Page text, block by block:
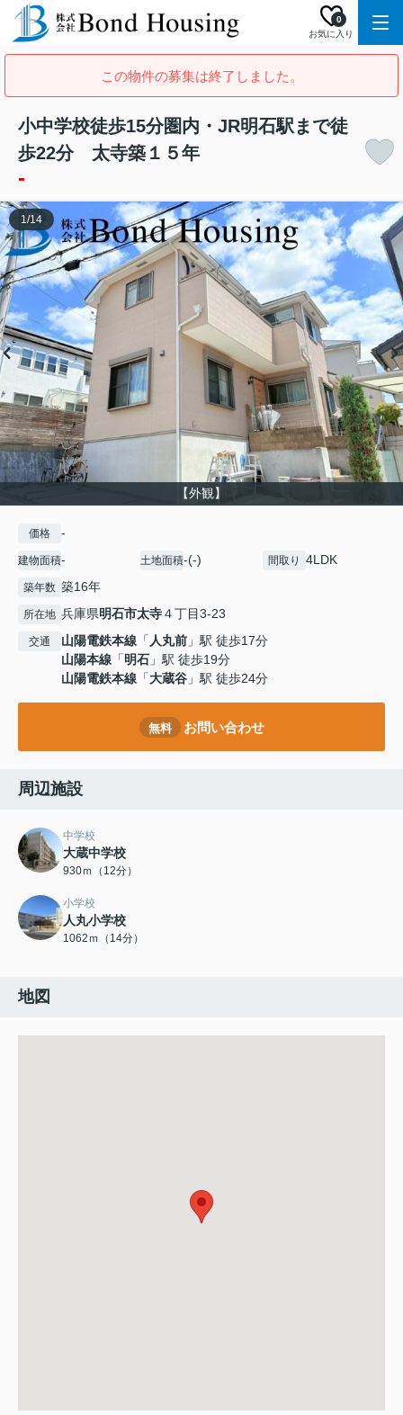
お気に入り
0
この物件の募集は終了しました。
小中学校徒歩15分圏内・JR明石駅まで徒
歩22分 太寺築１５年
-
【外観】
1/14
価格 -
建物面積- 土地面積-(-) 間取り 4LDK
築年数 築16年
所在地 兵庫県明石市太寺４丁目3-23
交通 山陽電鉄本線 「 人丸前 」駅 徒歩17分
山陽本線 「明石 」駅 徒歩19分
山陽電鉄本線 「大蔵谷 」駅 徒歩24分
無料 お問い合わせ
周辺施設
中学校
大蔵中学校
930ｍ（12分）
小学校
人丸小学校
1062ｍ（14分）
地図